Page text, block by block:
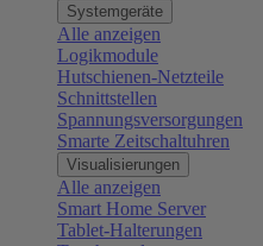
Systemgeräte
Alle anzeigen
Logikmodule
Hutschienen-Netzteile
Schnittstellen
Spannungsversorgungen
Smarte Zeitschaltuhren
Visualisierungen
Alle anzeigen
Smart Home Server
Tablet-Halterungen